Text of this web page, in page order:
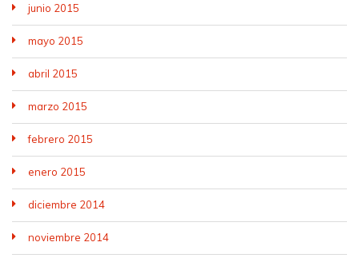
junio 2015
mayo 2015
abril 2015
marzo 2015
febrero 2015
enero 2015
diciembre 2014
noviembre 2014